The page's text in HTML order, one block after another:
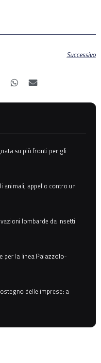
Successivo
su più fronti per gli
animali, appello contro un
lombarde da insetti
per la linea Palazzolo-
delle imprese: a